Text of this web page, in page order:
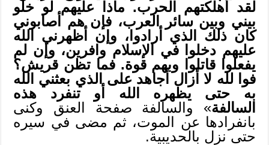
لقد أهلكتهم الحرب. ماذا عليهم لو خلو
بيني وبين سائر العرب، فإن هم أصابوني
كان ذلك الذي أرادوا، وإن أظهرني الله
عليهم دخلوا في الإسلام وافرين، وإن لم
يفعلوا قاتلوا وبهم قوة. فما تظن قريش؟
فوا لله لا أزال أجاهد على الذي بعثني الله
به حتى يظهره الله أو تنفرد هذه
السالفة» والسالفة صفحة العنق وكنى
بانفرادها عن الموت، ثم مضى في سيره
حتى نزل بالحديبية.